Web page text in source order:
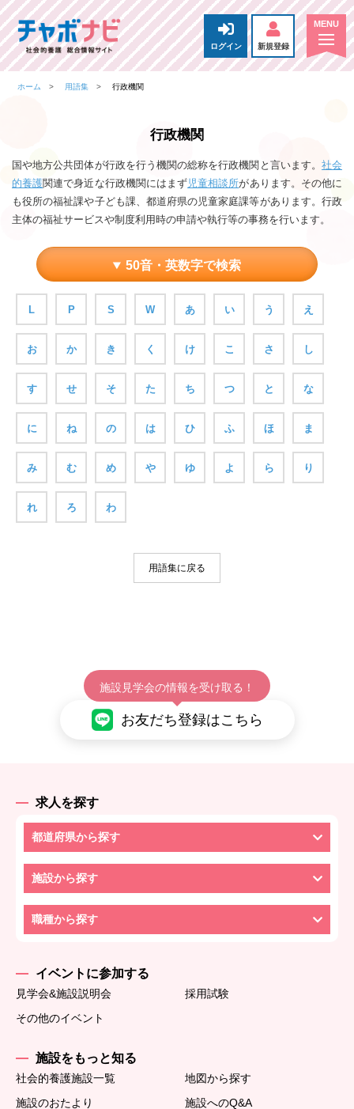
ログイン 新規登録
ホーム 用語集 行政機関
行政機関
国や地方公共団体が行政を行う機関の総称を行政機関と言います。 社会
的養護関連で身近な行政機関にはまず児童相談所があります。その他に
も役所の福祉課や子ども課、都道府県の児童家庭課等があります。行政
主体の福祉サービスや制度利用時の申請や執行等の事務を行います。
50音・英数字で検索
L P S W あ い う え
お か き く け こ さ し
す せ そ た ち つ と な
に ね の は ひ ふ ほ ま
み む め や ゆ よ ら り
れ ろ わ
用語集に戻る
施設見学会の情報を受け取る！
お友だち登録はこちら
求人を探す
都道府県から探す
施設から探す
職種から探す
イベントに参加する
見学会&施設説明会
採用試験
その他のイベント
施設をもっと知る
社会的養護施設一覧
地図から探す
施設のおたより
施設へのQ&A